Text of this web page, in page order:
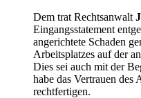
Dem trat Rechtsanwalt
Eingangsstatement
angerichtete Schaden
Arbeitsplatzes auf der
Dies sei auch mit der
habe das Vertrauen des
rechtfertigen.